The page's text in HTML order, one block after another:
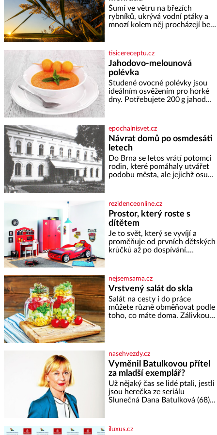
horské hřebeny, projet se na
koloběžce a den zakončit
poznáváním památek ve
Šumí ve větru na březích
rybníků, ukrývá vodní ptáky a
mnozí kolem něj procházejí bez
lodě, zapisovat první texty a
inspiroval řadu pověstí. Tato
skromná, ale užitečná rostlina
provází člověka už tisíce let.
Většina lidí vnímá rákos jen jako
obyčejnou kulisu letního
koupání. Stačí se však podívat
tisicereceptu.cz
Jahodovo-melounová
polévka
Studené ovocné polévky jsou
ideálním osvěžením pro horké
dny. Potřebujete 200 g jahod
cukru krystal 1 lžíci medu 200 g
zakysané sm
epochalnisvet.cz
Návrat domů po osmdesáti
letech
Do Brna se letos vrátí potomci
rodin, které pomáhaly utvářet
podobu města, ale jejichž osudy
Placzek, Löw-Beer, Fuhrmann,
Kohn a Stiassni se stanou
jednou z hlavních
dramaturgických linií festivalu
židovské kultury ŠTETL FEST
2026. Některé návraty nejsou
jednoduché. Místa, která si
rezidenceonline.cz
Prostor, který roste s
dítětem
Je to svět, který se vyvíjí a
proměňuje od prvních dětských
krůčků až po dospívání.
soustředění i odpočinek a
reaguje na každou etapu života
a specifické potřeby dítěte. Pro
nejmenší je klíčová
jednoduchost, měkkost a
bezpečí, proto by pokoj
nejsemsama.cz
Vrstvený salát do skla
Salát na cesty i do práce
můžete různě obměňovat podle
toho, co máte doma. Zálivkou
potřebujete: ✿ 1/4 ledového
nebo jiného salátu (římský salát,
polníček…) ✿ 1 malá konzerva
kukuřice ✿ ½ okurky ✿ 2
rajčata Zálivka: ✿ 4 lžíce
olivového oleje ✿ 1 lžíci
citronové šťávy ✿ ½ stroužku
nasehvezdy.cz
Vyměnil Batulkovou přítel
za mladší exemplář?
Už nějaký čas se lidé ptali, jestli
jsou herečka ze seriálu
Slunečná Dana Batulková (68) a
od sebe přítele od samého
začátku odhán
iluxus.cz